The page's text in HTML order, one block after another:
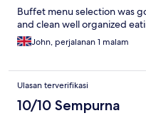
Buffet menu selection was
and clean well organized
John, perjalanan 1 malam
Ulasan terverifikasi
10/10 Sempurna